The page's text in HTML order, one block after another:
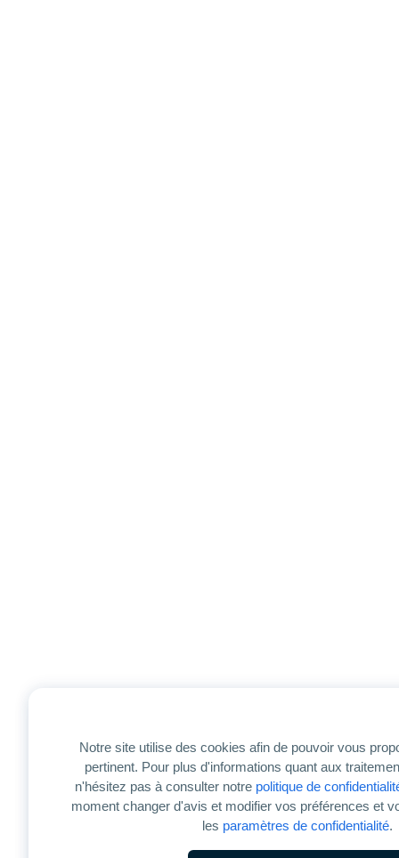
Notre site utilise des cookies afin de pouvoir vous
pertinent. Pour plus d'informations quant aux
n'hésitez pas à consulter notre politique de
moment changer d'avis et modifier vos préférences et
les paramètres de confidentialité.